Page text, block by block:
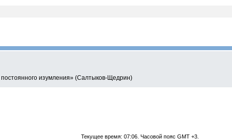
изумления» (Салтыков-Щедрин)
Текущее время: 07:06 . Часовой пояс GMT +3.